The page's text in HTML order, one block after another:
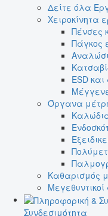
Δείτε όλα
Χειροκίνητα
Πένσες
Πάγκος
ESD
Όργανα
Καθαρισμός
Συνδεσιμότητα